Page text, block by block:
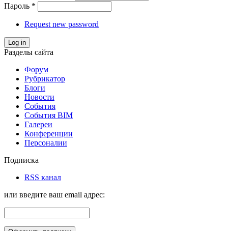
Пароль *
Request new password
Log in
Разделы сайта
Форум
Рубрикатор
Блоги
Новости
События
События BIM
Галереи
Конференции
Персоналии
Подписка
RSS канал
или введите ваш email адрес: